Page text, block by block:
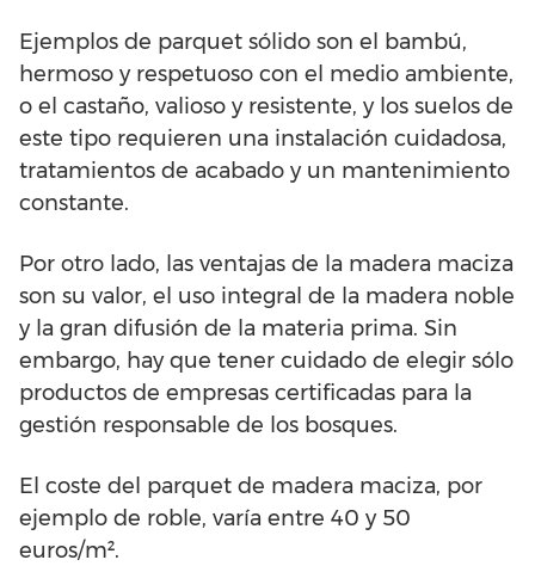
Ejemplos de parquet sólido son el bambú,
hermoso y respetuoso con el medio ambiente,
o el castaño, valioso y resistente, y los suelos de
este tipo requieren una instalación cuidadosa,
tratamientos de acabado y un mantenimiento
constante.
Por otro lado, las ventajas de la madera maciza
son su valor, el uso integral de la madera noble
y la gran difusión de la materia prima. Sin
embargo, hay que tener cuidado de elegir sólo
productos de empresas certificadas para la
gestión responsable de los bosques.
El coste del parquet de madera maciza, por
ejemplo de roble, varía entre 40 y 50
euros/m².